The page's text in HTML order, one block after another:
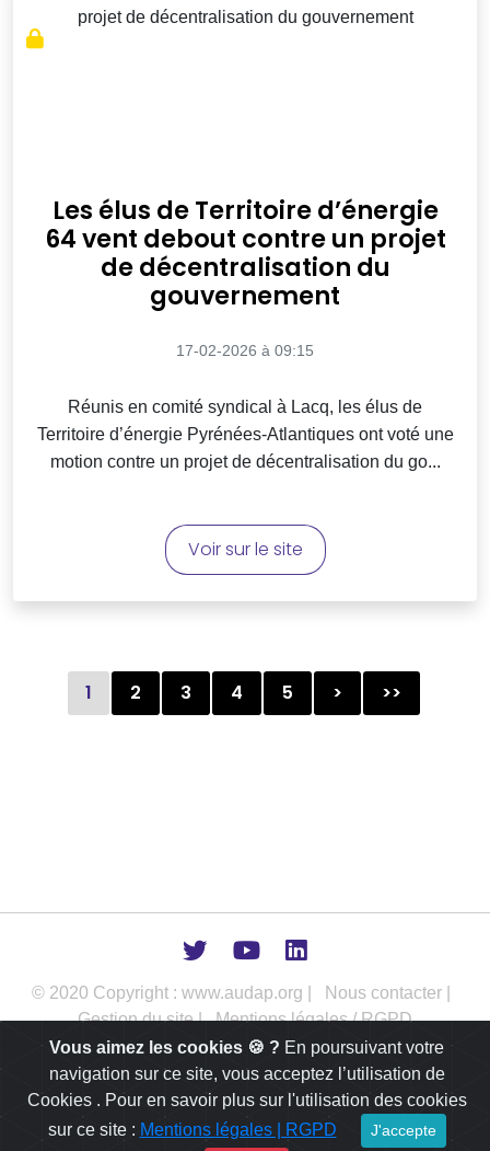
Les élus de Territoire d’énergie
64 vent debout contre un projet
de décentralisation du
gouvernement
17-02-2026 à 09:15
Réunis en comité syndical à Lacq, les élus de
Territoire d’énergie Pyrénées-Atlantiques ont voté une
motion contre un projet de décentralisation du go...
Voir sur le site
1 2 3 4 5 > >>
© 2020 Copyright : www.audap.org |
Nous contacter |
Gestion du site | Mentions légales / RGPD
L’AUDAP intervient comme outil d’aide à la décision publique dans
les champs de l’urbanisme, de l’aménagement et du
développement des territoires.
Vous aimez les cookies 🍪 ? En poursuivant votre
navigation sur ce site, vous acceptez l’utilisation de
Cookies . Pour en savoir plus sur l'utilisation des cookies
sur ce site : Mentions légales | RGPD J'accepte